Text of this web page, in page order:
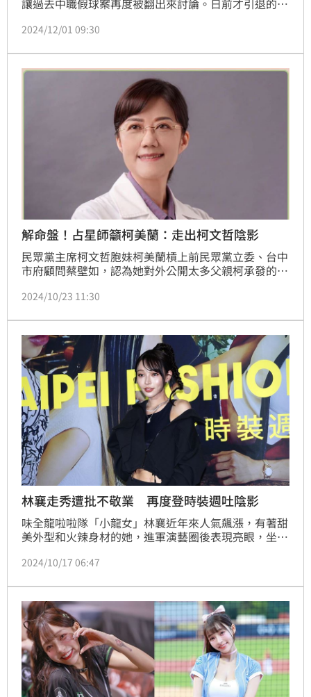
讓過去中職假球案再度被翻出來討論。日前才引退的中
帶出去過，也曾穿著球衣就被架出去上黑頭車，對他洗
2024/12/01 09:30
解命盤！占星師籲柯美蘭：走出柯文哲陰影
民眾黨主席柯文哲胞妹柯美蘭槓上前民眾黨立委、台中
市府顧問蔡壁如，認為她對外公開太多父親柯承發的病
題延燒。有占星師直言，擺脫柯家陰影，回頭從醫柯美
2024/10/23 11:30
林襄走秀遭批不敬業 再度登時裝週吐陰影
味全龍啦啦隊「小龍女」林襄近年來人氣飆漲，有著甜
美外型和火辣身材的她，進軍演藝圈後表現亮眼，坐擁
是骨頭，她才透露因為先前為台北時裝週走秀，被批評
裝週站台，心理陰影全吐。林汝珊
2024/10/17 06:47